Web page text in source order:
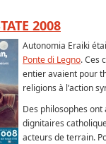
2008
Autonomia Eraiki
Ponte di Legno. Ces
entier avaient pour
religions à l’action
Des philosophes
dignitaires
acteurs de terrain.